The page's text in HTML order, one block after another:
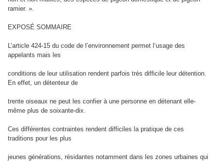
ramier. ».
EXPOSÉ SOMMAIRE
L’article 424-15 du code de l’environnement permet l’usage des
appelants mais les
conditions de leur utilisation rendent parfois très difficile leur détention.
En effet, un détenteur de
trente oiseaux ne peut les confier à une personne en détenant elle-
même plus de soixante-dix.
Ces différentes contraintes rendent difficiles la pratique de ces
traditions pour les plus
jeunes générations, résidantes notamment dans les zones urbaines qui